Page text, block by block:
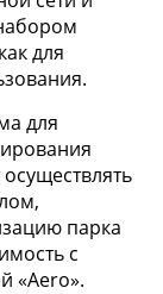
для
для
парка
с
«Aero».